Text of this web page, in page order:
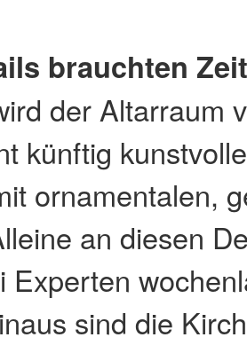
brauchten
der Altarraum
künftig
ornamentalen,
an diesen
Experten
sind die